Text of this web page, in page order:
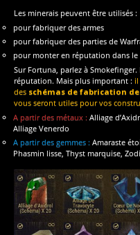
Les minerais peuvent être utilisés :
pour fabriquer des armes
pour fabriquer des parties de
pour monter en réputation dans
Sur Fortuna, parlez à
réputation. Mais plus important :
des schémas de fabrication
vous seront utiles pour vos
A partir des métaux : Alliage
Alliage Venerdo
A partir des gemmes : Amaraste
Phasmin lisse, Thyst marquise,